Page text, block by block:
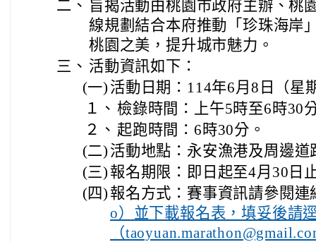
二、 旨揭活動由桃園市政府主辦、桃
線規劃結合本府推動「珍珠海岸
桃園之美，提升城市魅力。
三、 活動資訊如下：
(一) 活動日期：114年6月8日（星
１、 檢錄時間：上午5時至6時30
２、 起跑時間：6時30分。
(二) 活動地點：永安漁港及周邊道
(三) 報名期限：即日起至4月30日
(四) 報名方式：賽事資訊請參閱連
o）並下載報名表，填妥後請
（